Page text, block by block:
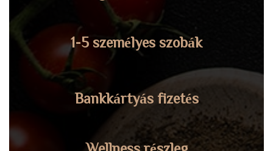
1-5 személyes szobák
Bankkártyás fizetés
Wellness részleg